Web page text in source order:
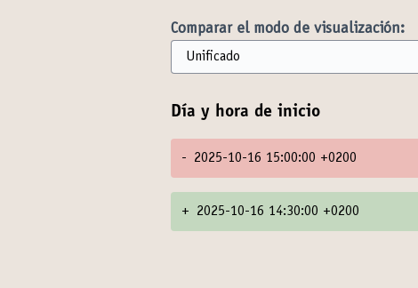
Comparar el modo de visualización:
Día y hora de inicio
- 2025-10-16 15:00:00 +0200
+ 2025-10-16 14:30:00 +0200